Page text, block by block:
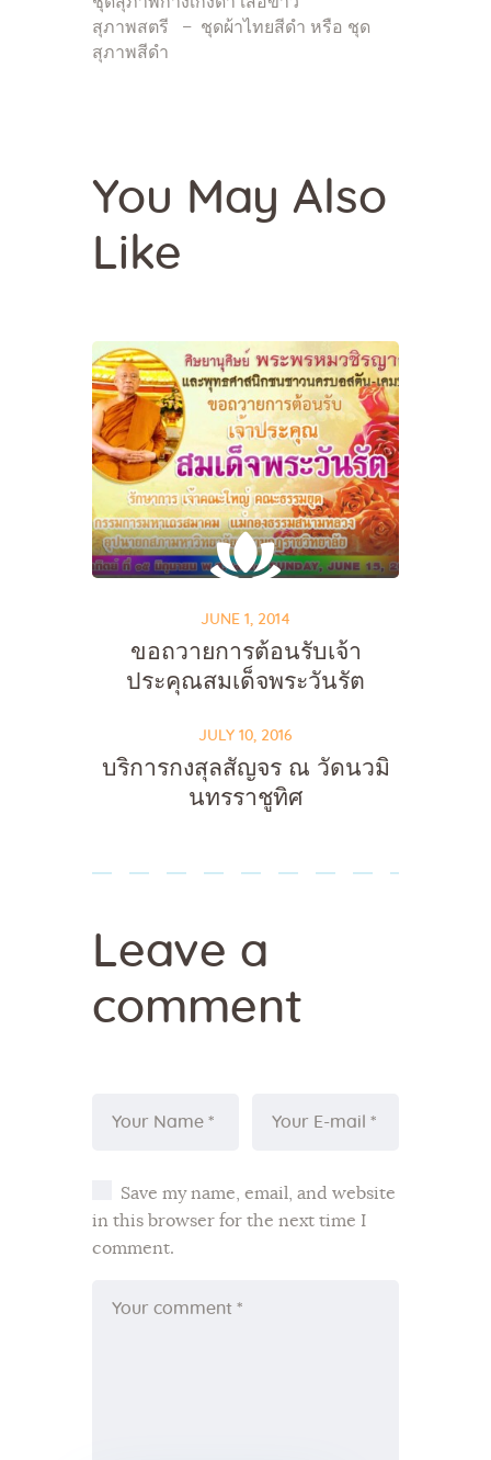
สุภาพสตรี – ชุดผ้าไทยสีดำ หรือ ชุด
สุภาพสีดำ
You May Also
Like
JUNE 1, 2014
ขอถวายการต้อนรับเจ้า
ประคุณสมเด็จพระวันรัต
JULY 10, 2016
บริการกงสุลสัญจร ณ วัดนวมิ
นทรราชูทิศ
Leave a
comment
Save my name, email, and website
in this browser for the next time I
comment.